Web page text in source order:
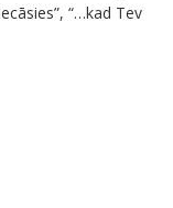
“…kad Tev